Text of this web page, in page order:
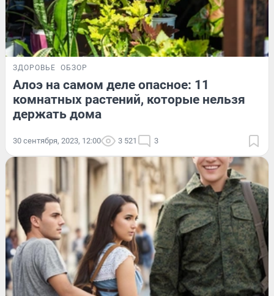
ЗДОРОВЬЕ ОБЗОР
Алоэ на самом деле опасное: 11
комнатных растений, которые нельзя
держать дома
30 сентября, 2023, 12:00 3 521 3